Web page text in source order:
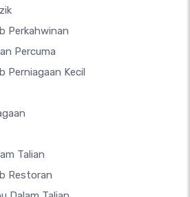
Perkahwinan
Percuma
Perniagaan Kecil
Talian
Restoran